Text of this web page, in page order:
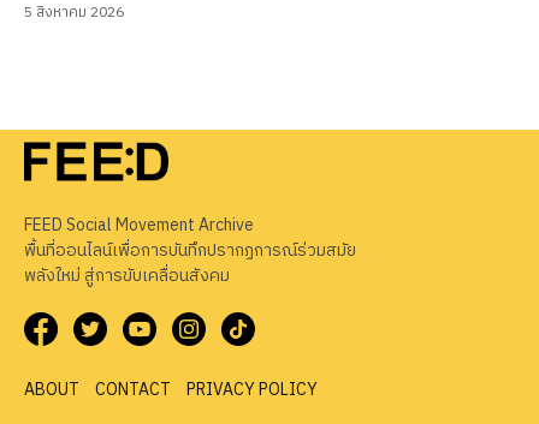
5 สิงหาคม 2026
FEED Social Movement Archive
พื้นที่ออนไลน์เพื่อการบันทึกปรากฏการณ์ร่วมสมัย
พลังใหม่ สู่การขับเคลื่อนสังคม
ABOUT CONTACT
PRIVACY POLICY